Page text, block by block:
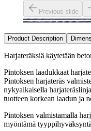
Previous slide
Product Description
Harjateräksiä käytetään
Pintoksen laadukkaat
Pintoksen harjateräs
nykyaikaisella
tuotteen korkean laadun ja
Pintoksen valmistamalla
myöntämä